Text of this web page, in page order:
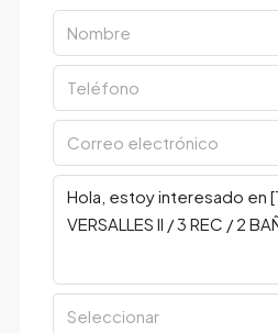
Seleccionar